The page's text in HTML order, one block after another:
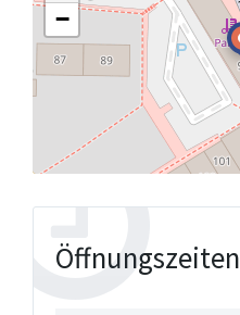
−
Öffnungszeiten